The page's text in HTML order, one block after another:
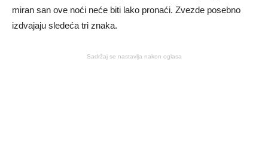
miran san ove noći neće biti lako pronaći. Zvezde posebno
izdvajaju sledeća tri znaka.
Sadržaj se nastavlja nakon oglasa